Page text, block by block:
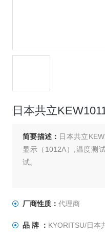
日本共立
简要描述： 日本共立
显示（1012A）,温度测
试。
厂商性质： 代理商
品 牌 ： KYORITSU/日本